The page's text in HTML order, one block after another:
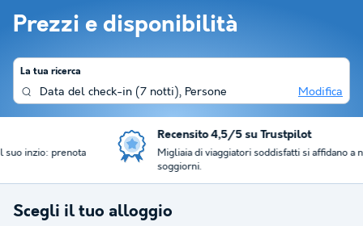
Prezzi e disponibilità
La tua ricerca
Data del check-in (7 notti), Persone Modifica
Recensito 4,5/5 su Trustpilot
Migliaia di viaggiatori soddisfatti si affidano a noi per il loro
Scegli il tuo alloggio